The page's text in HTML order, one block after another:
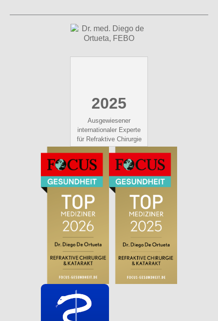
2025
Ausgewiesener
internationaler Experte
für Refraktive Chirurgie